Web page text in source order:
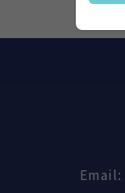
Email: